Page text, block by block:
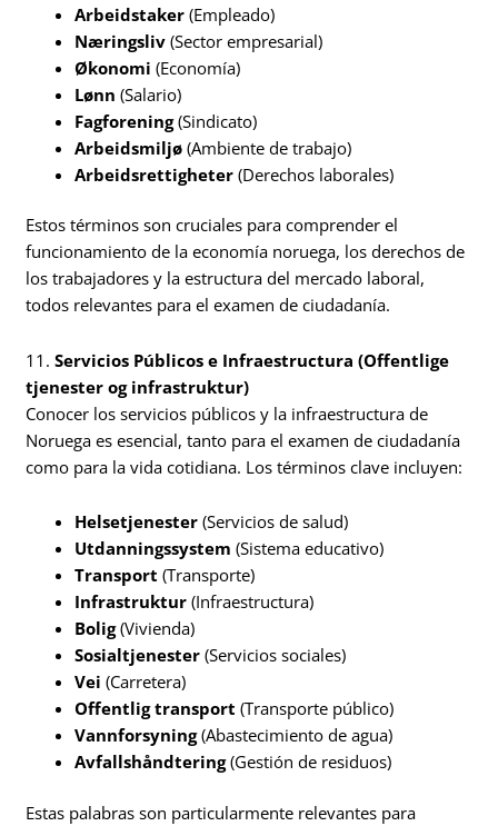
Arbeidstaker (Empleado)
Næringsliv (Sector empresarial)
Økonomi (Economía)
Lønn (Salario)
Fagforening(Sindicato)
Arbeidsmiljø (Ambiente de trabajo)
Arbeidsrettigheter (Derechos laborales)
Estos términos son cruciales para comprender el
funcionamiento de la economía noruega, los derechos de
los trabajadores y la estructura del mercado laboral,
todos relevantes para el examen de ciudadanía.
11.Servicios Públicos e Infraestructura (Offentlige
tjenester og infrastruktur)
Conocer los servicios públicos y la infraestructura de
Noruega es esencial, tanto para el examen de ciudadanía
como para la vida cotidiana. Los términos clave incluyen:
Helsetjenester (Servicios de salud)
Utdanningssystem (Sistema educativo)
Transport (Transporte)
Infrastruktur (Infraestructura)
Bolig(Vivienda)
Sosialtjenester (Servicios sociales)
Vei (Carretera)
Offentlig transport (Transporte público)
Vannforsyning(Abastecimiento de agua)
Avfallshåndtering(Gestión de residuos)
Estas palabras son particularmente relevantes para